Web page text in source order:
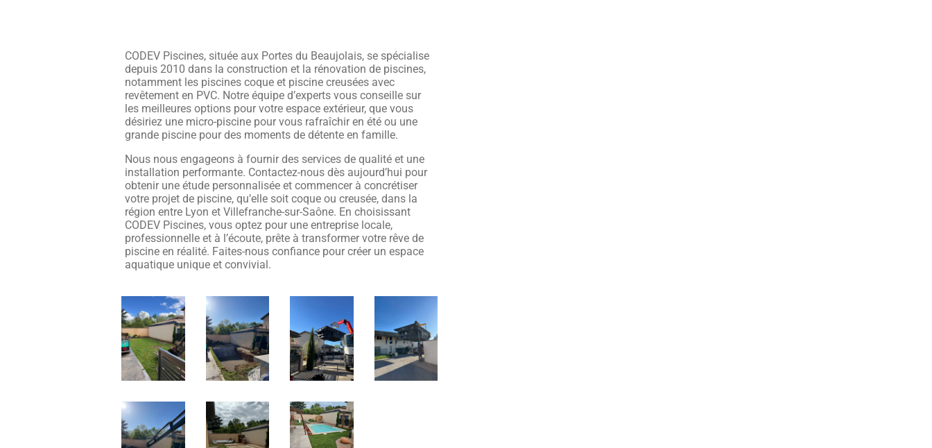
CODEV Piscines, située aux Portes du Beaujolais, se spécialise
depuis 2010 dans la construction et la rénovation de piscines,
notamment les piscines coque et piscine creusées avec
revêtement en PVC. Notre équipe d’experts vous conseille sur
les meilleures options pour votre espace extérieur, que vous
désiriez une micro-piscine pour vous rafraîchir en été ou une
grande piscine pour des moments de détente en famille.
Nous nous engageons à fournir des services de qualité et une
installation performante. Contactez-nous dès aujourd’hui pour
obtenir une étude personnalisée et commencer à concrétiser
votre projet de piscine, qu’elle soit coque ou creusée, dans la
région entre Lyon et Villefranche-sur-Saône. En choisissant
CODEV Piscines, vous optez pour une entreprise locale,
professionnelle et à l’écoute, prête à transformer votre rêve de
piscine en réalité. Faites-nous confiance pour créer un espace
aquatique unique et convivial.